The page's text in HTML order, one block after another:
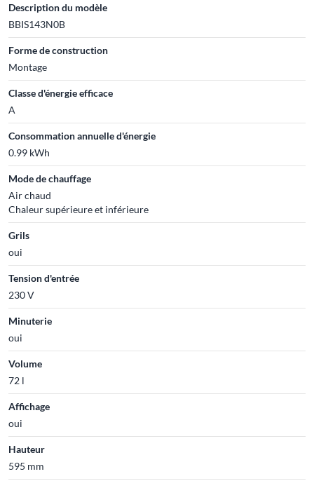
Description du modèle
BBIS143N0B
Forme de construction
Montage
Classe d'énergie efficace
A
Consommation annuelle d'énergie
0.99 kWh
Mode de chauffage
Air chaud
Chaleur supérieure et inférieure
Grils
oui
Tension d'entrée
230 V
Minuterie
oui
Volume
72 l
Affichage
oui
Hauteur
595 mm